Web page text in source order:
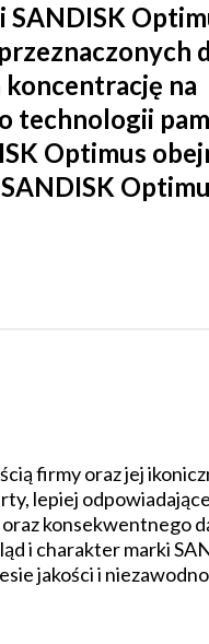
SANDISK
na
technologii
Optimus
firmy oraz jej
lepiej
konsekwentnego
i charakter marki
jakości i